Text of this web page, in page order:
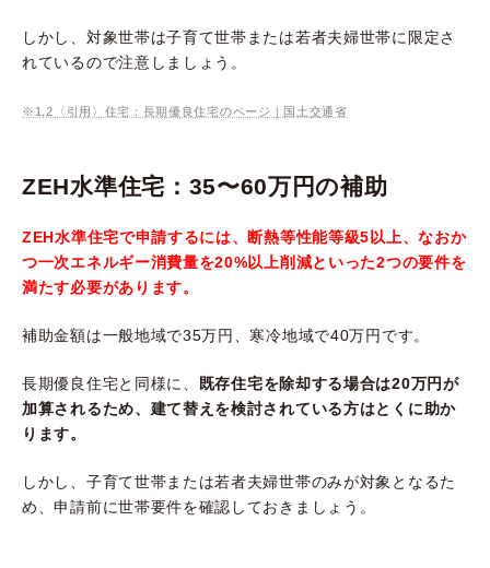
しかし、対象世帯は子育て世帯または若者夫婦世帯に限定さ
れているので注意しましょう。
※1,2〈引用〉住宅：長期優良住宅のページ｜国土交通省
ZEH水準住宅：35〜60万円の補助
ZEH水準住宅で申請するには、断熱等性能等級5以上、なおか
つ一次エネルギー消費量を20%以上削減といった2つの要件を
満たす必要があります。
補助金額は一般地域で35万円、寒冷地域で40万円です。
長期優良住宅と同様に、
既存住宅を除却する場合は20万円が
加算されるため、建て替えを検討されている方はとくに助か
ります。
しかし、子育て世帯または若者夫婦世帯のみが対象となるた
め、申請前に世帯要件を確認しておきましょう。